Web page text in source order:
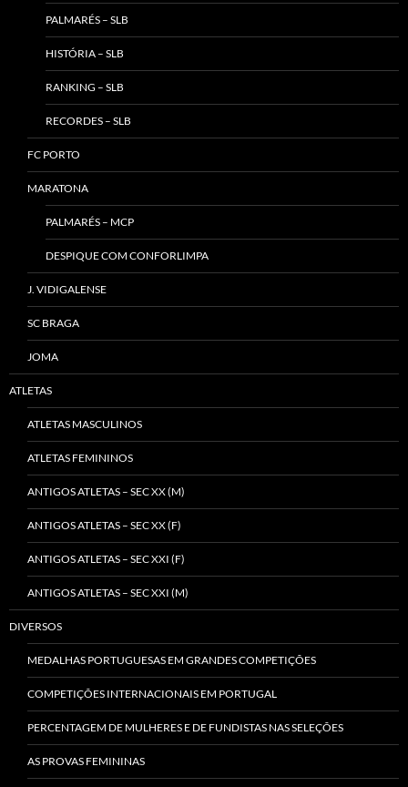
PALMARÉS – SLB
HISTÓRIA – SLB
RANKING – SLB
RECORDES – SLB
FC PORTO
MARATONA
PALMARÉS – MCP
DESPIQUE COM CONFORLIMPA
J. VIDIGALENSE
SC BRAGA
JOMA
ATLETAS
ATLETAS MASCULINOS
ATLETAS FEMININOS
ANTIGOS ATLETAS – SEC XX (M)
ANTIGOS ATLETAS – SEC XX (F)
ANTIGOS ATLETAS – SEC XXI (F)
ANTIGOS ATLETAS – SEC XXI (M)
DIVERSOS
MEDALHAS PORTUGUESAS EM GRANDES COMPETIÇÕES
COMPETIÇÕES INTERNACIONAIS EM PORTUGAL
PERCENTAGEM DE MULHERES E DE FUNDISTAS NAS SELEÇÕES
AS PROVAS FEMININAS